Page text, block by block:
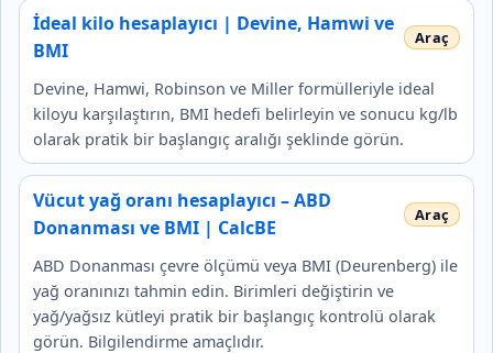
İdeal kilo hesaplayıcı | Devine, Hamwi ve
BMI
Devine, Hamwi, Robinson ve Miller formülleriyle ideal
kiloyu karşılaştırın, BMI hedefi belirleyin ve sonucu kg/lb
olarak pratik bir başlangıç aralığı şeklinde görün.
Vücut yağ oranı hesaplayıcı – ABD
Donanması ve BMI | CalcBE
ABD Donanması çevre ölçümü veya BMI (Deurenberg) ile
yağ oranınızı tahmin edin. Birimleri değiştirin ve
yağ/yağsız kütleyi pratik bir başlangıç kontrolü olarak
görün. Bilgilendirme amaçlıdır.